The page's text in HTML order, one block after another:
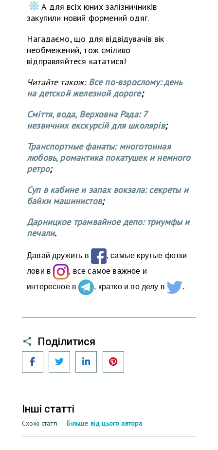
А для всіх юних залізничників
закупили новий формений одяг.
Нагадаємо, що для відвідувачів вік
необмежений, тож сміливо
відправляйтеся кататися!
Читайте також: Все по-взрослому: день
на детской железной дороге;
Сміття, вода, Верховна Рада: 7
незвичних екскурсій для школярів;
Транспортные фанаты: многотонная
любовь, романтика покатушек и немного
ретро;
Суп в кабине и запах вокзала: секреты и
байки машинистов;
Дарницкое трамвайное депо: триумфы и
печали.
Давай дружить в
, самые крутые фотки
лови в
, все самое важное и
интересное в
, кратко и по делу в .
Поділитися
FacebookTwitter LinkedIn
Інші статті
Схожі статті Більше від цього автора